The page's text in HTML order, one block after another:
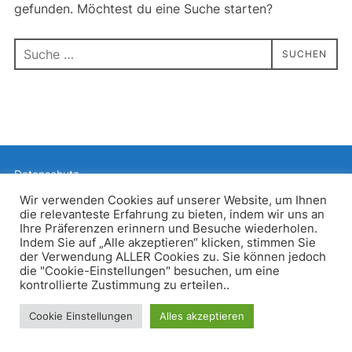
gefunden. Möchtest du eine Suche starten?
Suchen
nach:
SUCHEN
Datenschutz
Inspiro WordPress Theme von WPZOOM
Wir verwenden Cookies auf unserer Website, um Ihnen
die relevanteste Erfahrung zu bieten, indem wir uns an
Ihre Präferenzen erinnern und Besuche wiederholen.
Indem Sie auf „Alle akzeptieren“ klicken, stimmen Sie
der Verwendung ALLER Cookies zu. Sie können jedoch
die "Cookie-Einstellungen" besuchen, um eine
kontrollierte Zustimmung zu erteilen..
Cookie Einstellungen Alles akzeptieren